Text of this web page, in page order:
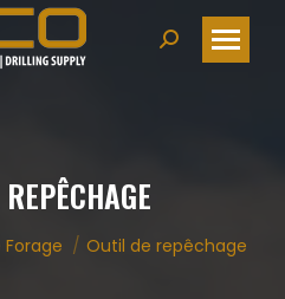
Search:
Outil de repêchage